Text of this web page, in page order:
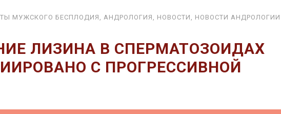
МУЖ­СКО­ГО БЕС­ПЛО­ДИЯ , АНДРОЛОГИЯ , НОВОСТИ , НОВОСТИ АНДРОЛОГИИ
ЛИЗИНА В СПЕРМАТОЗОИДАХ
С ПРОГРЕССИВНОЙ